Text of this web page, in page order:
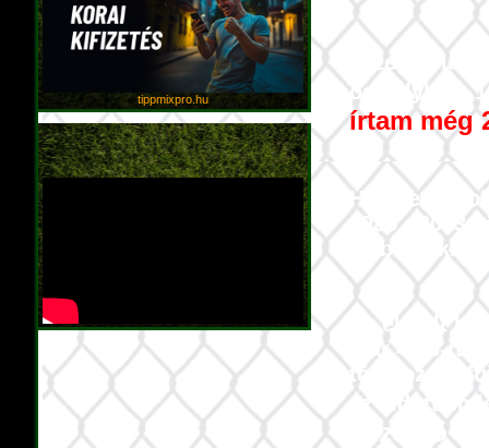
tippmixpro.hu
"Szeged
osztályban,
írtam még
Ha a
1985 - 2013
26 bajnoki
Az elmúlt
már 4:26-ra
több ezren
az áldott
"Dzsínó"